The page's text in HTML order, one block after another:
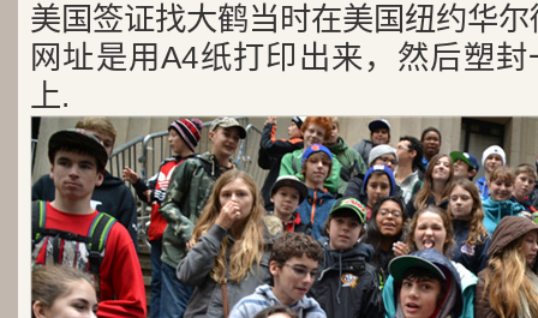
美国签证找大鹤当时在美国纽约华
网址是用A4纸打印出来，然后塑
上.